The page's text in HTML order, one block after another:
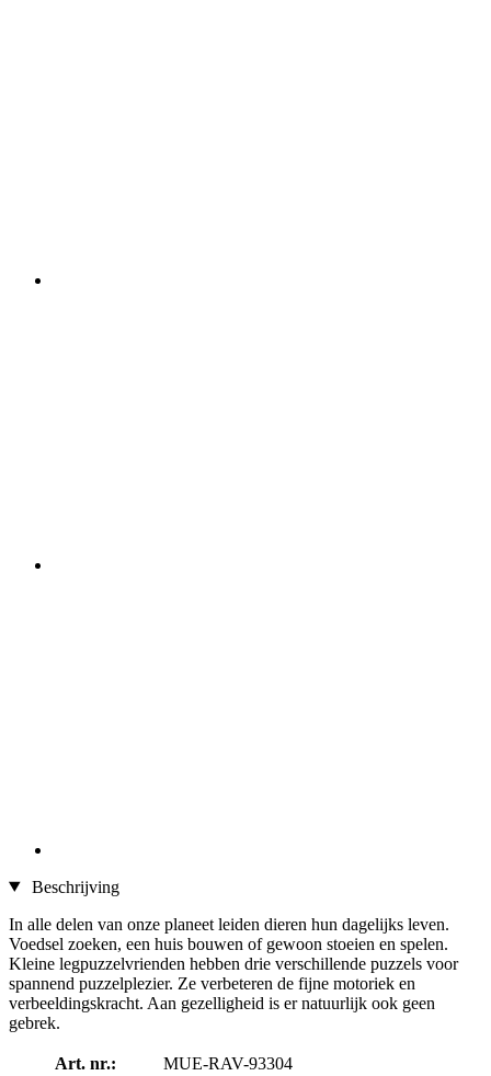
Beschrijving
In alle delen van onze planeet leiden dieren hun dagelijks leven.
Voedsel zoeken, een huis bouwen of gewoon stoeien en spelen.
Kleine legpuzzelvrienden hebben drie verschillende puzzels voor
spannend puzzelplezier. Ze verbeteren de fijne motoriek en
verbeeldingskracht. Aan gezelligheid is er natuurlijk ook geen
gebrek.
Art. nr.:
MUE-RAV-93304